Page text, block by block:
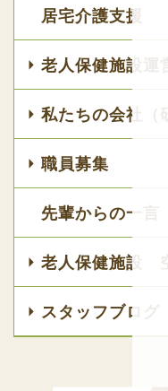
居宅介護支援
老人保健施設運
私たちの会社（
職員募集
先輩からの一言
老人保健施設
スタッフブログ